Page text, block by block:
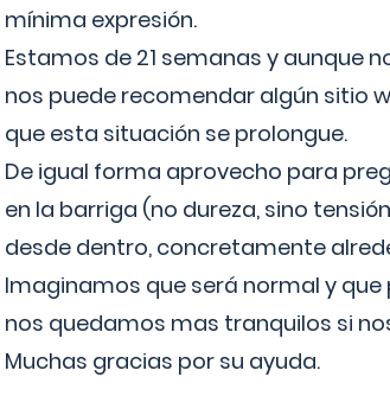
mínima expresión.
Estamos de 21 semanas y aunque
nos puede recomendar algún sitio
que esta situación se prolongue.
De igual forma aprovecho para
en la barriga (no dureza, sino
desde dentro, concretamente
Imaginamos que será normal y
nos quedamos mas tranquilos si
Muchas gracias por su ayuda.